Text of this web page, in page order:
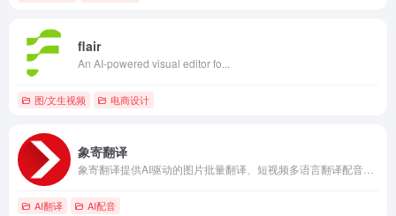
flair
An AI-powered visual editor fo...
图/文生视频 电商设计
象寄翻译
AI翻译 AI配音